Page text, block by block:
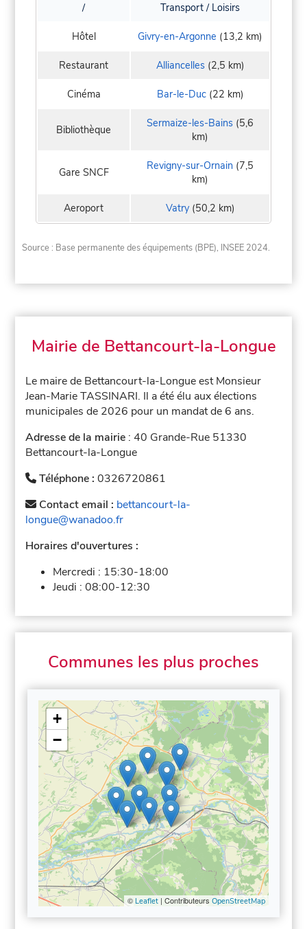
/ Transport / Loisirs
Hôtel Givry-en-Argonne (13,2 km)
Restaurant Alliancelles(2,5 km)
Cinéma Bar-le-Duc(22 km)
Bibliothèque Sermaize-les-Bains (5,6
km)
Gare SNCF Revigny-sur-Ornain (7,5
km)
Aeroport Vatry(50,2 km)
Source : Base permanente des équipements (BPE), INSEE 2024.
Mairie de Bettancourt-la-Longue
Le maire de Bettancourt-la-Longue est Monsieur
Jean-Marie TASSINARI. Il a été élu aux élections
municipales de 2026 pour un mandat de 6 ans.
Adresse de la mairie : 40 Grande-Rue 51330
Bettancourt-la-Longue
Téléphone :0326720861
Contact email : bettancourt-la-
longue@wanadoo.fr
Horaires d'ouvertures :
Mercredi : 15:30-18:00
Jeudi :08:00-12:30
Communes les plus proches
+
−
© Leaflet| Contributeurs OpenStreetMap